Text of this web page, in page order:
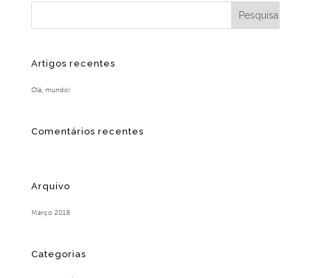
Artigos recentes
Olá, mundo!
Comentários recentes
Arquivo
Março 2018
Categorias